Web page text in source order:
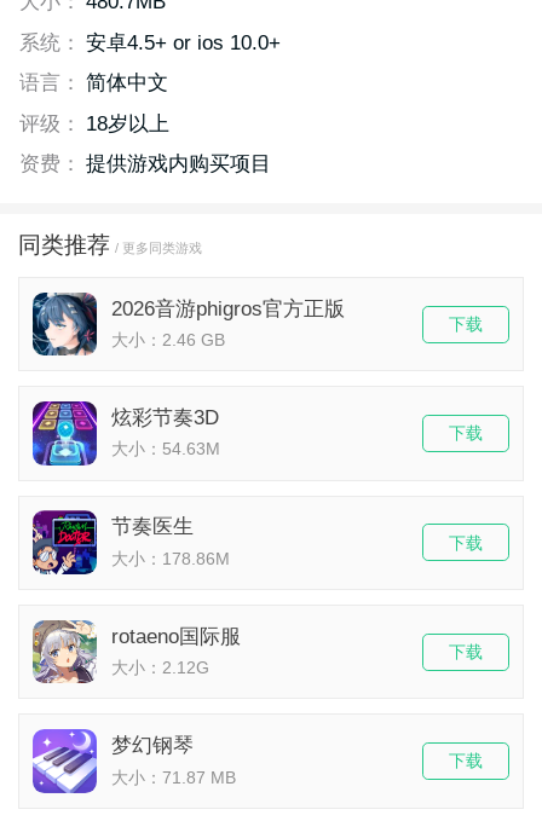
系统： 安卓4.5+ or ios 10.0+
语言： 简体中文
评级：
18岁以上
资费： 提供游戏内购买项目
同类推荐 / 更多同类游戏
2026音游phigros官方正版
大小：2.46 GB
下载
炫彩节奏3D
大小：54.63M
下载
节奏医生
大小：178.86M
下载
rotaeno国际服
大小：2.12G
下载
梦幻钢琴
大小：71.87 MB
下载